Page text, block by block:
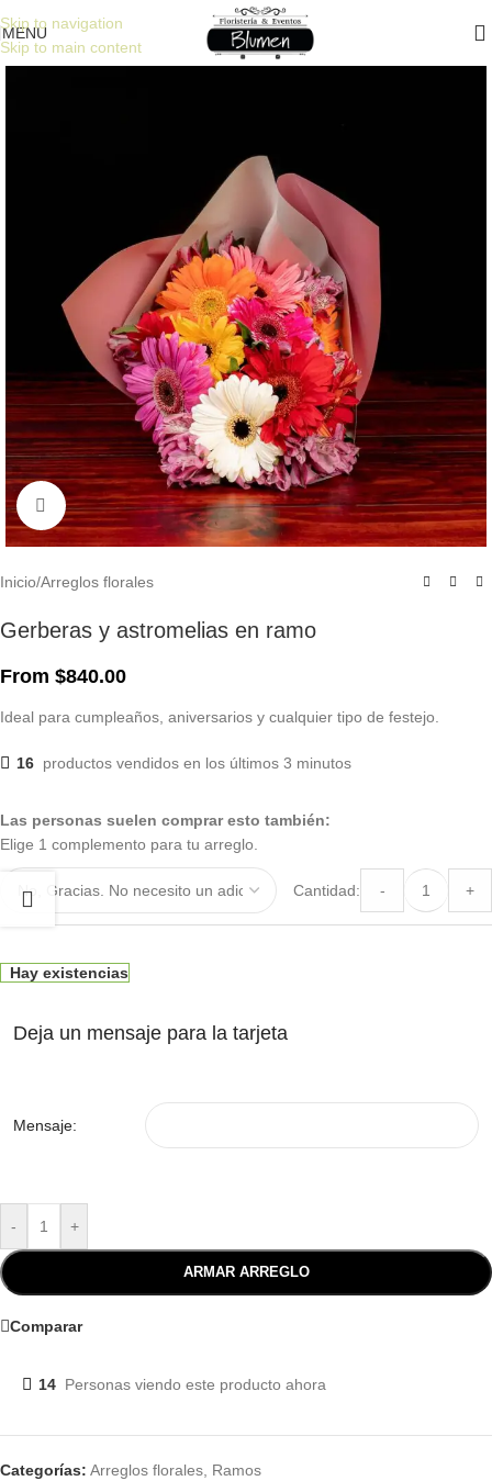
Skip to navigation
Skip to main content
15 % DE DESCUENTO en tu primera compra. Código: 15BLUMEN
MENU
Click to enlarge
Inicio/Arreglos florales
Gerberas y astromelias en ramo
From $840.00
Ideal para cumpleaños, aniversarios y cualquier tipo de festejo.
16 productos vendidos en los últimos 3 minutos
Las personas suelen comprar esto también:
Elige 1 complemento para tu arreglo.
Cantidad: - +
Hay existencias
Deja un mensaje para la tarjeta
Mensaje:
- +
ARMAR ARREGLO
Comparar
14 Personas viendo este producto ahora
Categorías: Arreglos florales Ramos